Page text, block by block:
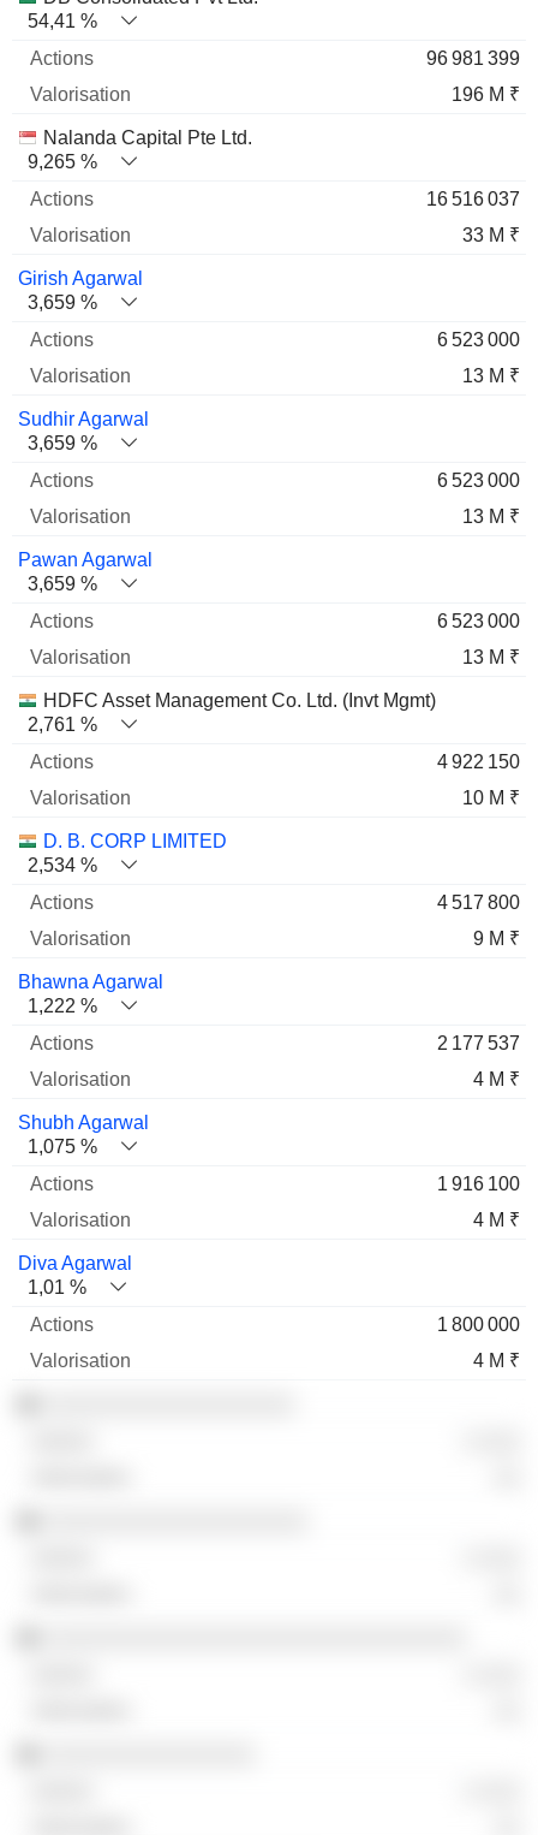
54,41 %
96 981 399
196 M ₹
Nalanda Capital Pte Ltd.
9,265 %
16 516 037
33 M ₹
Girish Agarwal
3,659 %
6 523 000
13 M ₹
Sudhir Agarwal
3,659 %
6 523 000
13 M ₹
Pawan Agarwal
3,659 %
6 523 000
13 M ₹
HDFC Asset Management Co. Ltd. (Invt Mgmt)
2,761 %
4 922 150
10 M ₹
D. B. CORP LIMITED
2,534 %
4 517 800
9 M ₹
Bhawna Agarwal
1,222 %
2 177 537
4 M ₹
Shubh Agarwal
1,075 %
1 916 100
4 M ₹
Diva Agarwal
1,01 %
1 800 000
4 M ₹